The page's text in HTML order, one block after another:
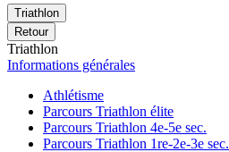
Triathlon
Retour
Triathlon
Informations générales
Athlétisme
Parcours Triathlon élite
Parcours Triathlon 4e-5e sec.
Parcours Triathlon 1re-2e-3e sec.